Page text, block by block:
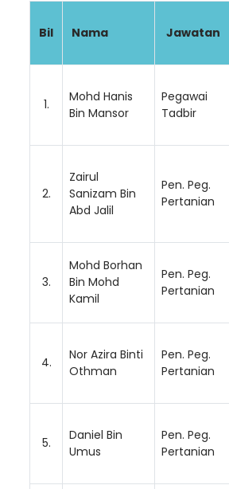
Bil Nama Jawatan
1.
Mohd Hanis
Bin Mansor
Pegawai
Tadbir
2.
Zairul
Sanizam Bin
Abd Jalil
Pen. Peg.
Pertanian
3.
Mohd Borhan
Bin Mohd
Kamil
Pen. Peg.
Pertanian
4.
Nor Azira Binti
Othman
Pen. Peg.
Pertanian
5.
Daniel Bin
Umus
Pen. Peg.
Pertanian